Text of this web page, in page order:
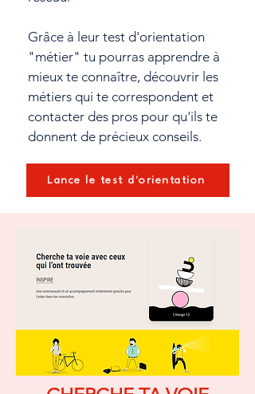
Grâce à leur test d'orientation
"métier" tu pourras apprendre à
mieux te connaître, découvrir les
métiers qui te correspondent et
contacter des pros pour qu'ils te
donnent de précieux conseils.
Lance le test d'orientation